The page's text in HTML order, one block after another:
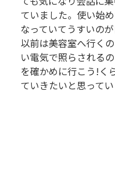
ていました。使い始
なっていてうすいの
以前は美容室へ行く
い電気で照らされる
を確かめに行こう!く
ていきたいと思ってい